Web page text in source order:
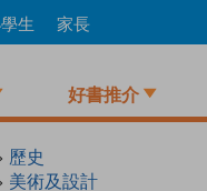
生 家長
好書推介
歷史
美術及設計